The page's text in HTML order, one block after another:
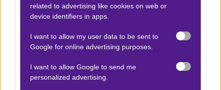
related to advertising like cookies on web or
device identifiers in apps.
I want to allow my user data to be sent to
Google for online advertising purposes.
I want to allow Google to send me
personalized advertising.
Ο Θάνος Καλόγηρος προτείνει:
Σαν Μαρίνο - Κύπρος
2/2 & Over 1,5